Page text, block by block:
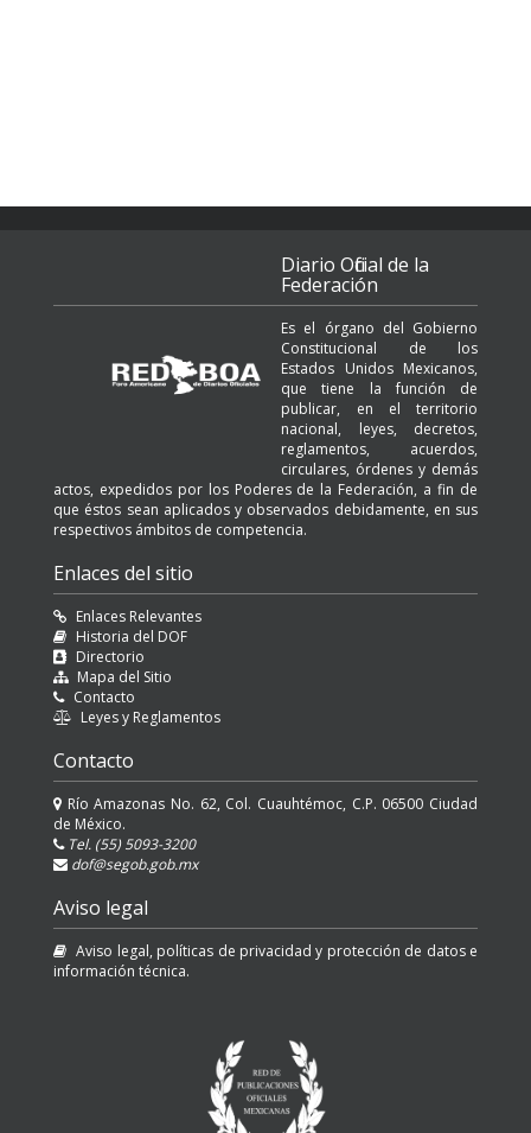
Diario Oficial de la
Federación
Es el órgano del Gobierno
Constitucional de los
Estados Unidos Mexicanos,
que tiene la función de
publicar, en el territorio
nacional, leyes, decretos,
reglamentos, acuerdos,
circulares, órdenes y demás
actos, expedidos por los Poderes de la Federación, a fin de
que éstos sean aplicados y observados debidamente, en sus
respectivos ámbitos de competencia.
Enlaces del sitio
Enlaces Relevantes
Historia del DOF
Directorio
Mapa del Sitio
Contacto
Leyes y Reglamentos
Contacto
Río Amazonas No. 62, Col. Cuauhtémoc, C.P. 06500 Ciudad
de México.
Tel. (55) 5093-3200
dof@segob.gob.mx
Aviso legal
Aviso legal, políticas de privacidad y protección de datos e
información técnica.